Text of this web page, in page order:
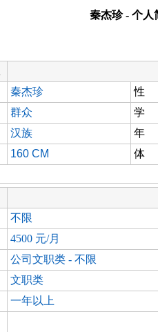
秦杰珍 - 个人
秦杰珍
性
群众
学
汉族
年
160 CM 体
不限
4500 元/月
公司文职类 - 不限
文职类
一年以上